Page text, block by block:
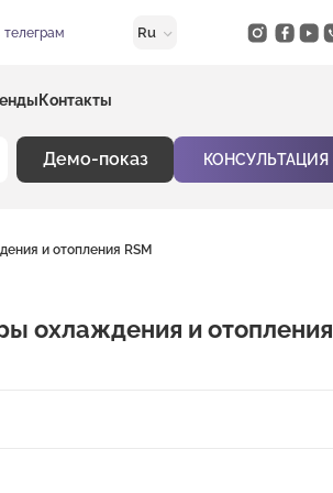
телеграм Ru
Контакты
Демо-показ КОНСУЛЬТАЦИЯ
и отопления RSM
охлаждения и отопления